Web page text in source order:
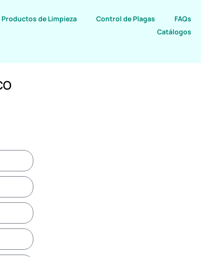
Productos de Limpieza Control de Plagas
FAQs
Catálogos